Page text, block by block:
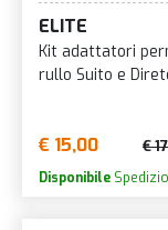
ELITE
Kit adattatori
rullo Suito e
€ 15,00 €
Disponibile